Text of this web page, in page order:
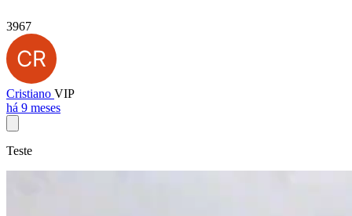
3967
Cristiano VIP
há 9 meses
Teste